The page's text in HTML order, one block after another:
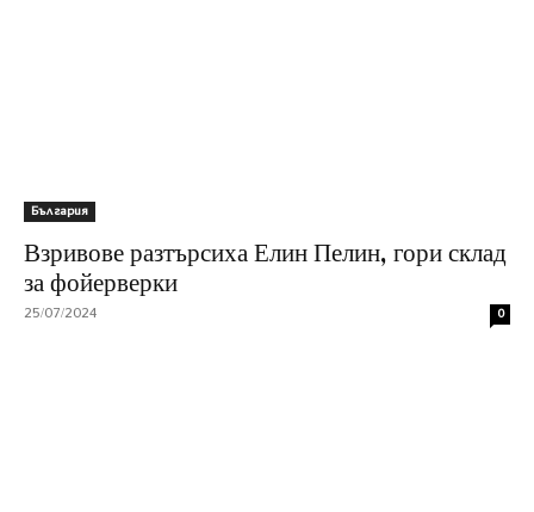
България
Взривове разтърсиха Елин Пелин, гори склад
за фойерверки
25/07/2024 0